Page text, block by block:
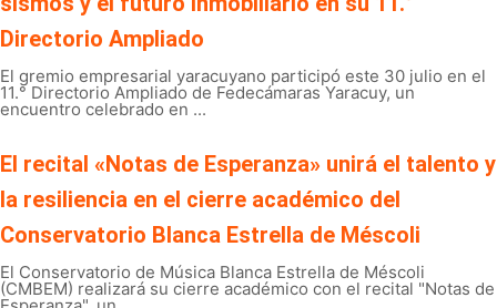
Directorio Ampliado
El gremio empresarial yaracuyano participó este 30 julio en el
11.° Directorio Ampliado de Fedecámaras Yaracuy, un
encuentro celebrado en ...
El recital «Notas de Esperanza» unirá el talento y
la resiliencia en el cierre académico del
Conservatorio Blanca Estrella de Méscoli
El Conservatorio de Música Blanca Estrella de Méscoli
(CMBEM) realizará su cierre académico con el recital "Notas de